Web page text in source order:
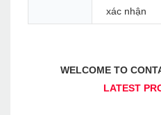
xác nhận